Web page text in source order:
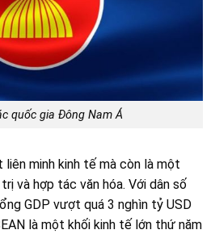
quốc gia Đông Nam Á
liên minh kinh tế mà còn là một
và hợp tác văn hóa. Với dân số
GDP vượt quá 3 nghìn tỷ USD
là một khối kinh tế lớn thứ năm